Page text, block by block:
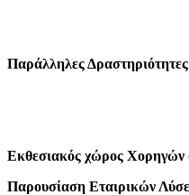
Παράλληλες
Εκθεσιακός χώρος Χορηγών
Παρουσίαση Εταιρικών